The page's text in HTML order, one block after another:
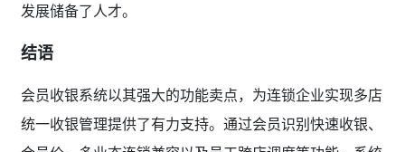
发展储备了人才。
结语
会员收银系统以其强大的功能卖点，为连锁企业实现多店
统一收银管理提供了有力支持。通过会员识别快速收银、